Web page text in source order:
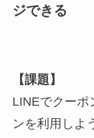
ジできる
【課題】
LINEでクーポ
ンを利用しよ